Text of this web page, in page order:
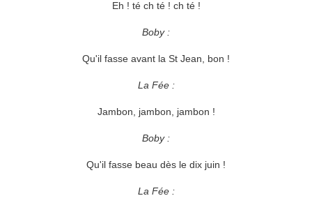
Eh ! té ch té ! ch té !
Boby :
Qu'il fasse avant la St Jean, bon !
La Fée :
Jambon, jambon, jambon !
Boby :
Qu'il fasse beau dès le dix juin !
La Fée :